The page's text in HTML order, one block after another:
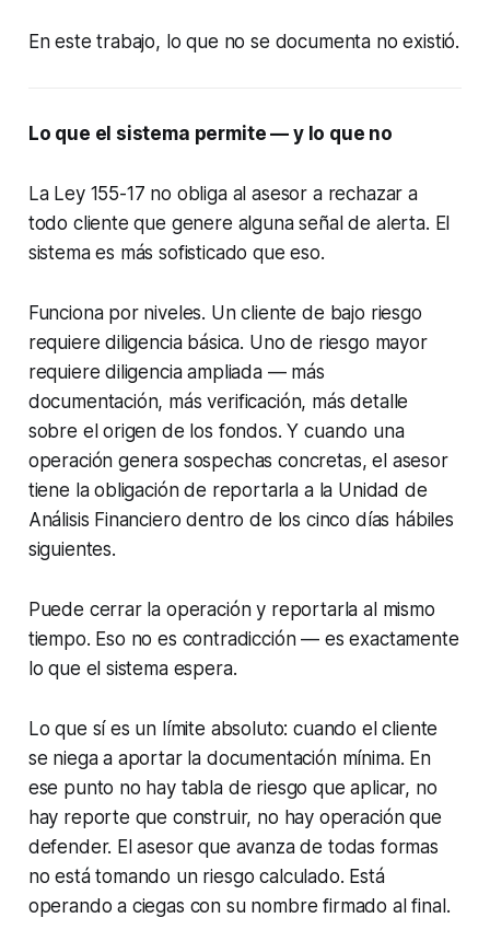
En este trabajo, lo que no se documenta no existió.
Lo que el sistema permite — y lo que no
La Ley 155-17 no obliga al asesor a rechazar a
todo cliente que genere alguna señal de alerta. El
sistema es más sofisticado que eso.
Funciona por niveles. Un cliente de bajo riesgo
requiere diligencia básica. Uno de riesgo mayor
requiere diligencia ampliada — más
documentación, más verificación, más detalle
sobre el origen de los fondos. Y cuando una
operación genera sospechas concretas, el asesor
tiene la obligación de reportarla a la Unidad de
Análisis Financiero dentro de los cinco días hábiles
siguientes.
Puede cerrar la operación y reportarla al mismo
tiempo. Eso no es contradicción — es exactamente
lo que el sistema espera.
Lo que sí es un límite absoluto: cuando el cliente
se niega a aportar la documentación mínima. En
ese punto no hay tabla de riesgo que aplicar, no
hay reporte que construir, no hay operación que
defender. El asesor que avanza de todas formas
no está tomando un riesgo calculado. Está
operando a ciegas con su nombre firmado al final.